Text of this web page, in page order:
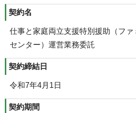
契約名
仕事と家庭両立支援特別援助（ファ
センター）運営業務委託
契約締結日
令和7年4月1日
契約期間